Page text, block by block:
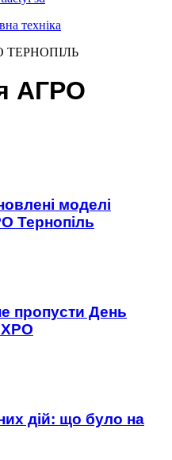
ТЕРНОПІЛЬ
АГРО
моделі
Тернопіль
пропусти День
дій: що було на